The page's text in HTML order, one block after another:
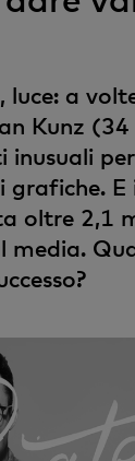
luce: a
Kunz (34
inusuali
E
oltre 2,1
media.